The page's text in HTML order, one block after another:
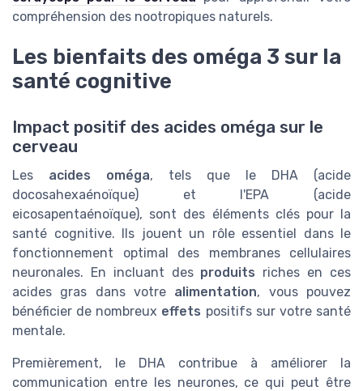
compréhension des nootropiques naturels.
Les bienfaits des oméga 3 sur la
santé cognitive
Impact positif des acides oméga sur le
cerveau
Les acides oméga, tels que le DHA (acide
docosahexaénoïque) et l'EPA (acide
eicosapentaénoïque), sont des éléments clés pour la
santé cognitive. Ils jouent un rôle essentiel dans le
fonctionnement optimal des membranes cellulaires
neuronales. En incluant des produits riches en ces
acides gras dans votre alimentation, vous pouvez
bénéficier de nombreux effets positifs sur votre santé
mentale.
Premièrement, le DHA contribue à améliorer la
communication entre les neurones, ce qui peut être